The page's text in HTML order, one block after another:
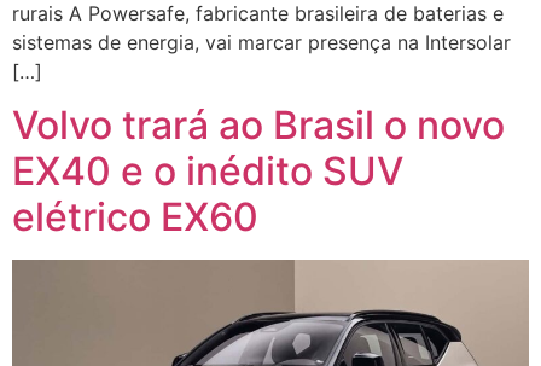
rurais A Powersafe, fabricante brasileira de baterias e
sistemas de energia, vai marcar presença na Intersolar
[…]
Volvo trará ao Brasil o novo
EX40 e o inédito SUV
elétrico EX60